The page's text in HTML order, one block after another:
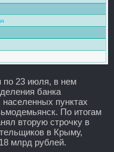
по 23 июля, в нем
банка
населенных пунктах
По итогам
вторую строчку в
в Крыму,
млрд рублей.